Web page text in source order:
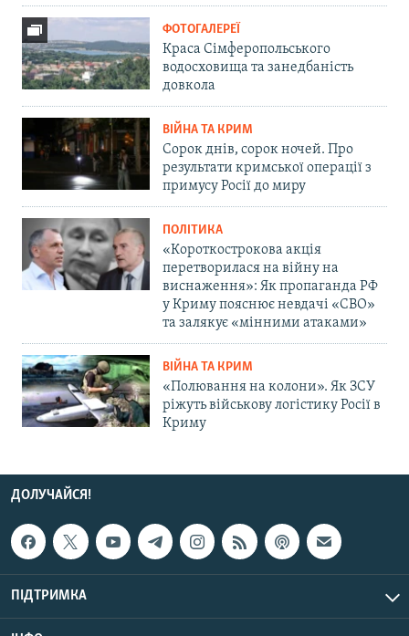
ФОТОГАЛЕРЕЇ
Краса Сімферопольського
водосховища та занедбаність
довкола
ВІЙНА ТА КРИМ
Сорок днів, сорок ночей. Про
результати кримської операції з
примусу Росії до миру
ПОЛІТИКА
«Короткострокова акція
перетворилася на війну на
виснаження»: Як пропаганда РФ
у Криму пояснює невдачі «СВО»
та залякує «мінними атаками»
ВІЙНА ТА КРИМ
«Полювання на колони». Як ЗСУ
ріжуть військову логістику Росії в
Криму
ДОЛУЧАЙСЯ!
ПІДТРИМКА